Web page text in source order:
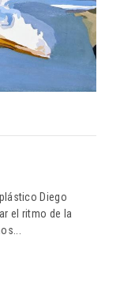
Diego
el ritmo de la